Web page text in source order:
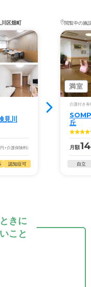
区畑町
見川
+介護保険料)
認知症可
閲覧中の施
満室
介護付き有
丘
月額
自立
きに
こと